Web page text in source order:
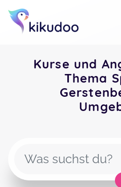
Kurse und
Thema